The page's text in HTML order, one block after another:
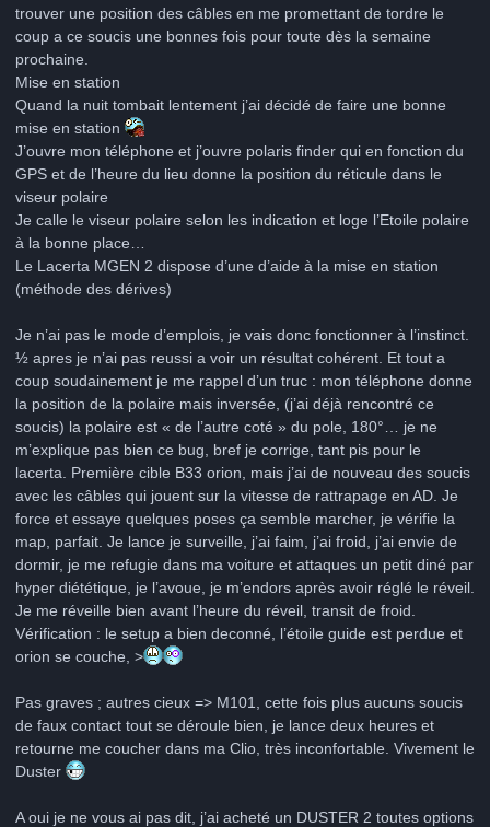
trouver une position des câbles en me promettant de tordre le
coup a ce soucis une bonnes fois pour toute dès la semaine
prochaine.
Mise en station
Quand la nuit tombait lentement j’ai décidé de faire une bonne
mise en station
J’ouvre mon téléphone et j’ouvre polaris finder qui en fonction du
GPS et de l’heure du lieu donne la position du réticule dans le
viseur polaire
Je calle le viseur polaire selon les indication et loge l’Etoile polaire
à la bonne place…
Le Lacerta MGEN 2 dispose d’une d’aide à la mise en station
(méthode des dérives)
Je n’ai pas le mode d’emplois, je vais donc fonctionner à l’instinct.
½ apres je n’ai pas reussi a voir un résultat cohérent. Et tout a
coup soudainement je me rappel d’un truc : mon téléphone donne
la position de la polaire mais inversée, (j’ai déjà rencontré ce
soucis) la polaire est « de l’autre coté » du pole, 180°… je ne
m’explique pas bien ce bug, bref je corrige, tant pis pour le
lacerta. Première cible B33 orion, mais j’ai de nouveau des soucis
avec les câbles qui jouent sur la vitesse de rattrapage en AD. Je
force et essaye quelques poses ça semble marcher, je vérifie la
map, parfait. Je lance je surveille, j’ai faim, j’ai froid, j’ai envie de
dormir, je me refugie dans ma voiture et attaques un petit diné par
hyper diététique, je l’avoue, je m’endors après avoir réglé le réveil.
Je me réveille bien avant l’heure du réveil, transit de froid.
Vérification : le setup a bien deconné, l’étoile guide est perdue et
orion se couche, >
Pas graves ; autres cieux => M101, cette fois plus aucuns soucis
de faux contact tout se déroule bien, je lance deux heures et
retourne me coucher dans ma Clio, très inconfortable. Vivement le
Duster
A oui je ne vous ai pas dit, j’ai acheté un DUSTER 2 toutes options